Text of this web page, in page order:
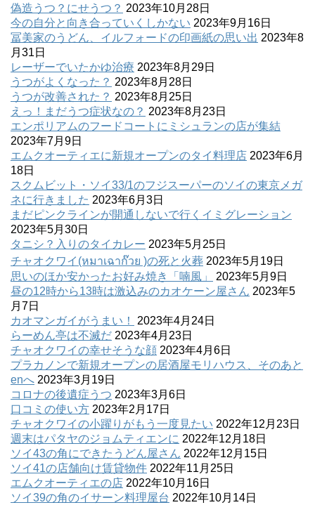
偽造うつ？にせうつ？ 2023年10月28日
今の自分と向き合っていくしかない 2023年9月16日
冨美家のうどん、イルフォードの印画紙の思い出 2023年8
月31日
レーザーでいたかゆ治療 2023年8月29日
うつがよくなった？ 2023年8月28日
うつが改善された？ 2023年8月25日
えっ！まだうつ症状なの？ 2023年8月23日
エンポリアムのフードコートにミシュランの店が集結
2023年7月9日
エムクオーティエに新規オープンのタイ料理店 2023年6月
18日
スクムビット・ソイ33/1のフジスーパーのソイの東京メガ
ネに行きました 2023年6月3日
まだピンクラインが開通しないで行くイミグレーション
2023年5月30日
タニシ？入りのタイカレー 2023年5月25日
チャオクワイ(หมาเฉาก๊วย )の死と火葬 2023年5月19日
思いのほか安かったお好み焼き「喃風」
2023年5月9日
昼の12時から13時は激込みのカオケーン屋さん 2023年5
月7日
カオマンガイがうまい！
2023年4月24日
らーめん亭は不滅だ 2023年4月23日
チャオクワイの幸せそうな顔 2023年4月6日
プラカノンで新規オープンの居酒屋モリハウス、そのあと
enへ 2023年3月19日
コロナの後遺症うつ 2023年3月6日
口コミの使い方 2023年2月17日
チャオクワイの小躍りがもう一度見たい 2022年12月23日
週末はパタヤのジョムティエンに 2022年12月18日
ソイ43の角にできたうどん屋さん 2022年12月15日
ソイ41の店舗向け賃貸物件 2022年11月25日
エムクオーティエの店 2022年10月16日
ソイ39の角のイサーン料理屋台 2022年10月14日